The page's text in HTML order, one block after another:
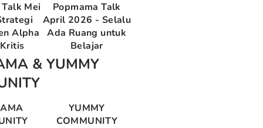
Mei
Alpha
Popmama Talk
April 2026 - Selalu
Ada Ruang untuk
Belajar
& YUMMY
YUMMY
COMMUNITY